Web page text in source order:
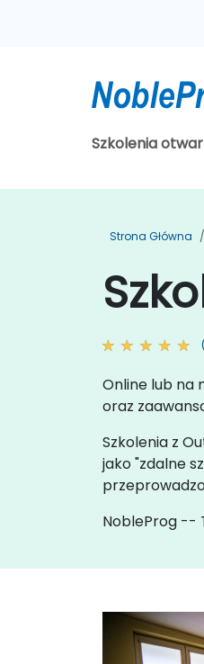
Szkolenia
Strona Główna
Online lub na
oraz
Szkolenia z
jako "zdalne
NobleProg --